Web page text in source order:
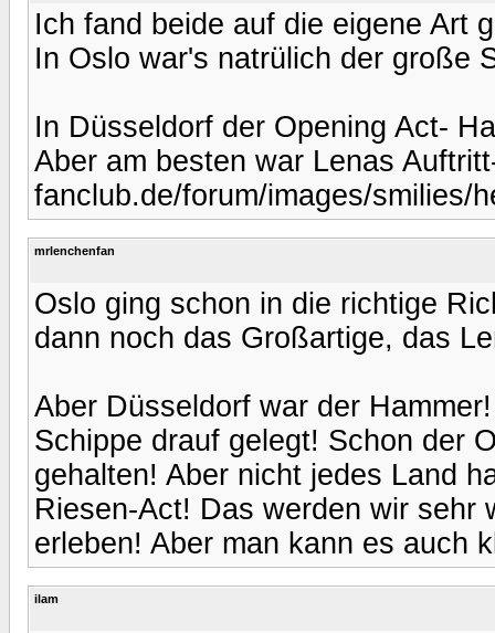
Ich fand beide auf die eigene Art
In Oslo war's natrülich der große
In Düsseldorf der Opening Act-
Aber am besten war Lenas
fanclub.de/forum/images/smilies/
mrlenchenfan
Oslo ging schon in die richtige
dann noch das Großartige, das
Aber Düsseldorf war der
Schippe drauf gelegt! Schon der
gehalten! Aber nicht jedes Land
Riesen-Act! Das werden wir sehr
erleben! Aber man kann es auch
ilam